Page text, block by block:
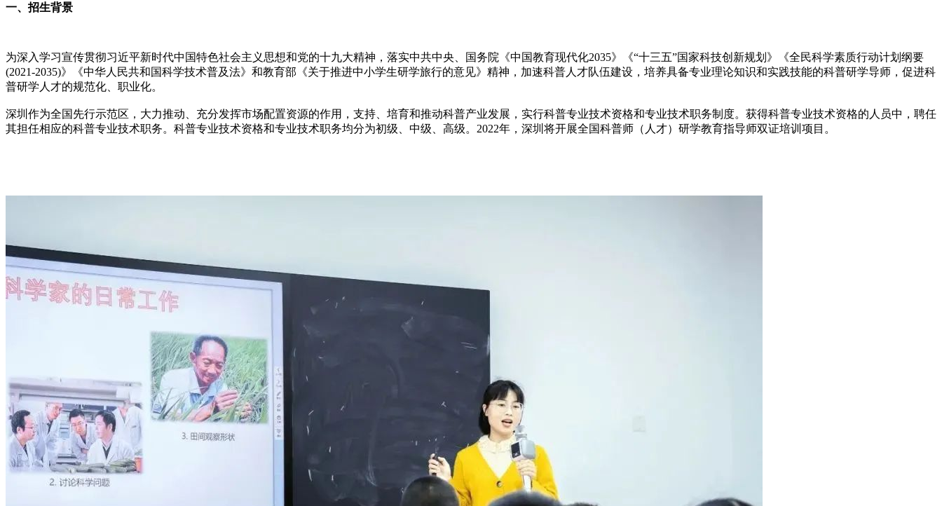
一、招生背景
为深入学习宣传贯彻习近平新时代中国特色社会主义思想和党的十九大精神，落实中共中央、国务院《中国教育现代化2035》《“十三五”国家科技创新规划》《全民科学素质行动计划纲要
(2021-2035)》《中华人民共和国科学技术普及法》和教育部《关于推进中小学生研学旅行的意见》精神，加速科普人才队伍建设，培养具备专业理论知识和实践技能的科普研学导师，促进科
普研学人才的规范化、职业化。
深圳作为全国先行示范区，大力推动、充分发挥市场配置资源的作用，支持、培育和推动科普产业发展，实行科普专业技术资格和专业技术职务制度。获得科普专业技术资格的人员中，聘任
其担任相应的科普专业技术职务。科普专业技术资格和专业技术职务均分为初级、中级、高级。2022年，深圳将开展全国科普师（人才）研学教育指导师双证培训项目。